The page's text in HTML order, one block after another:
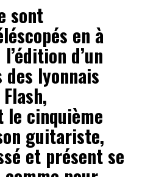
sont
en à
d’un
des lyonnais
le cinquième
guitariste,
et présent se